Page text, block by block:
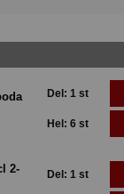
Del: 1 st
Hel: 6 st
2-
Del: 1 st